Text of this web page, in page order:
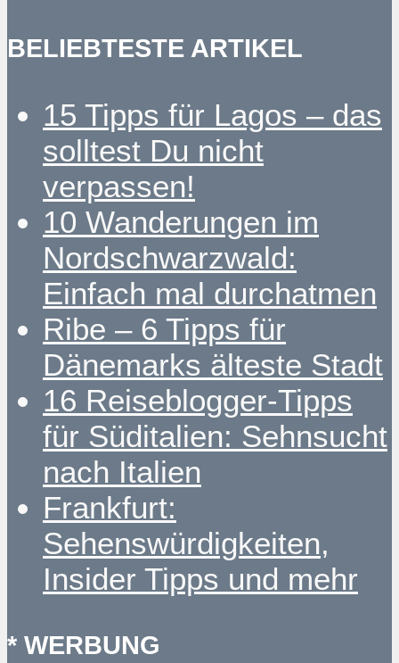
BELIEBTESTE ARTIKEL
15 Tipps für Lagos – das
solltest Du nicht
verpassen!
10 Wanderungen im
Nordschwarzwald:
Einfach mal durchatmen
Ribe – 6 Tipps für
Dänemarks älteste Stadt
16 Reiseblogger-Tipps
für Süditalien: Sehnsucht
nach Italien
Frankfurt:
Sehenswürdigkeiten,
Insider Tipps und mehr
* WERBUNG